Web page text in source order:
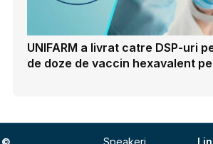
UNIFARM a livrat catre DSP-uri
de doze de vaccin hexavalent